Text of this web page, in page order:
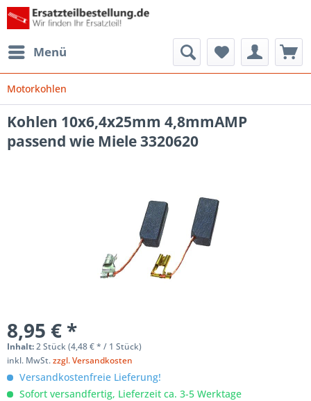
Menü
Motorkohlen
Kohlen 10x6,4x25mm 4,8mmAMP
passend wie Miele 3320620
8,95 € *
Inhalt:2 Stück (4,48 € * / 1 Stück)
inkl. MwSt.zzgl. Versandkosten
Versandkostenfreie Lieferung!
Sofort versandfertig, Lieferzeit ca. 3-5 Werktage